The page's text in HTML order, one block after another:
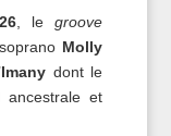
, legroove
Molly
Imany dont le
ancestrale et